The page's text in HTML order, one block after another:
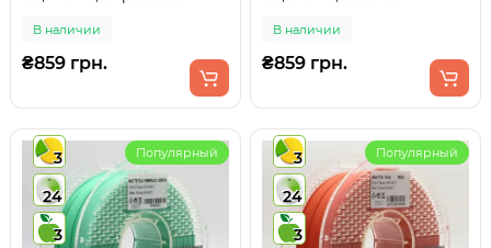
В наличии
₴859 грн.
В наличии
₴859 грн.
3
24
3
Популярный
3
24
3
Популярный